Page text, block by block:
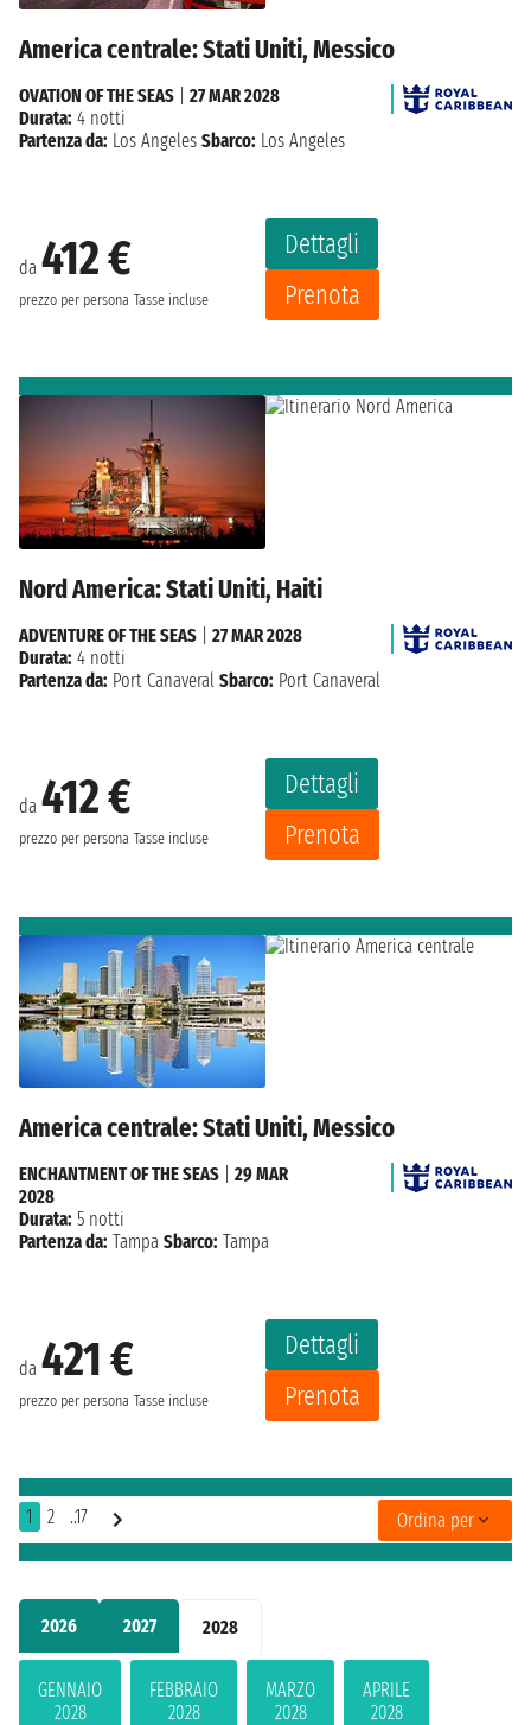
2026 2027 2028
GENNAIO
2028
FEBBRAIO
2028
MARZO
2028
APRILE
2028
America centrale: Stati Uniti, Messico
da 412 €
prezzo per persona Tasse incluse
Dettagli
Prenota
OVATION OF THE SEAS
27 MAR 2028
Durata: 4 notti
Partenza da: Los Angeles Sbarco: Los Angeles
Nord America: Stati Uniti, Haiti
da 412 €
prezzo per persona Tasse incluse
Dettagli
Prenota
ADVENTURE OF THE SEAS
27 MAR 2028
Durata: 4 notti
Partenza da: Port Canaveral Sbarco: Port Canaveral
America centrale: Stati Uniti, Messico
da 421 €
prezzo per persona Tasse incluse
Dettagli
Prenota
ENCHANTMENT OF THE SEAS
29 MAR
2028
Durata: 5 notti
Partenza da: Tampa Sbarco: Tampa
1 2 ..17 Ordina per